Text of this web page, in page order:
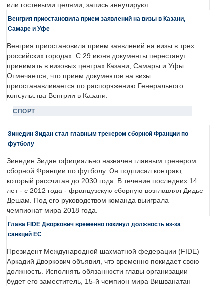
или гостевыми целями, запись аннулируют.
Венгрия приостановила прием заявлений на визы в Казани,
Самаре и Уфе
Венгрия приостановила прием заявлений на визы в трех
российских городах. С 29 июня документы перестанут
принимать в визовых центрах Казани, Самары и Уфы.
Отмечается, что прием документов на визы
приостанавливается по распоряжению Генерального
консульства Венгрии в Казани.
СПОРТ
Зинедин Зидан стал главным тренером сборной Франции по
футболу
Зинедин Зидан официально назначен главным тренером
сборной Франции по футболу. Он подписал контракт,
который рассчитан до 2030 года. В течение последних 14
лет - с 2012 года - французскую сборную возглавлял Дидье
Дешам. Под его руководством команда выиграла
чемпионат мира 2018 года.
Глава FIDE Дворкович временно покинул должность из-за
санкций ЕС
Президент Международной шахматной федерации (FIDE)
Аркадий Дворкович объявил, что временно покидает свою
должность. Исполнять обязанности главы организации
будет его заместитель, 15-й чемпион мира Вишванатан